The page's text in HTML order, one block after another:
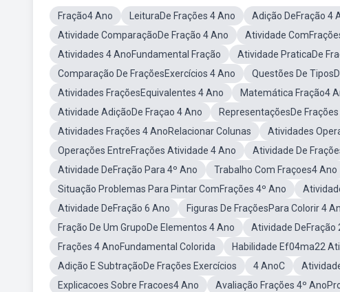
Fração4 Ano LeituraDe Frações 4 Ano Adição DeFração 4
Atividade ComparaçãoDe Fração 4 Ano
Atividade
Atividades 4 AnoFundamental Fração
Atividade PraticaDe
Comparação De FraçõesExercícios 4 Ano
Questões De
Atividades FraçõesEquivalentes 4 Ano
Matemática Fração4
Atividade AdiçãoDe Fraçao 4 Ano
RepresentaçõesDe
Atividades Frações 4 AnoRelacionar Colunas
Atividades
Operações EntreFrações Atividade 4 Ano
Atividade De
Atividade DeFração Para 4º Ano
Trabalho Com Fraçoes4 Ano
Situação Problemas Para Pintar ComFrações 4º Ano
Atividade DeFração 6 Ano
Figuras De FraçõesPara Colorir 4
Fração De Um GrupoDe Elementos 4 Ano
Atividade DeFração
Frações 4 AnoFundamental Colorida
Habilidade Ef04ma22
Adição E SubtraçãoDe Frações Exercícios
4 AnoC
Explicacoes Sobre Fracoes4 Ano
Avaliação Frações 4º